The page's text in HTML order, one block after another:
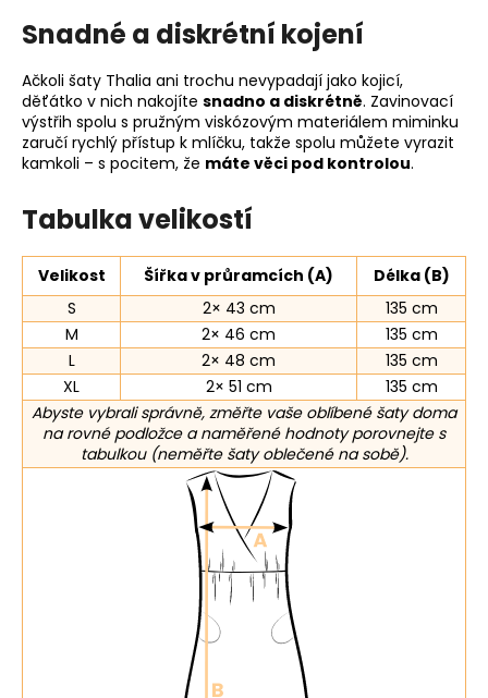
Snadné a diskrétní kojení
Ačkoli šaty Thalia ani trochu nevypadají jako kojicí,
děťátko v nich nakojíte snadno a diskrétně. Zavinovací
výstřih spolu s pružným viskózovým materiálem miminku
zaručí rychlý přístup k mlíčku, takže spolu můžete vyrazit
kamkoli – s pocitem, že máte věci pod kontrolou.
Tabulka velikostí
Velikost Šířka v průramcích (A)
Délka (B)
S
2× 43 cm
135 cm
M
2× 46 cm
135 cm
L
2× 48 cm
135 cm
XL
2× 51 cm
135 cm
Abyste vybrali správně, změřte vaše oblíbené šaty doma
na rovné podložce a naměřené hodnoty porovnejte s
tabulkou (neměřte šaty oblečené na sobě).